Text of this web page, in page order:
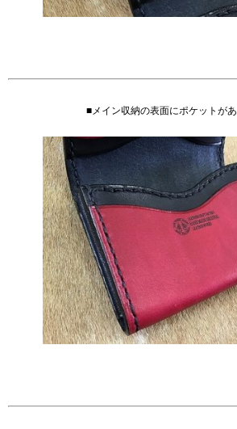
■メイン収納の表面にポケットがあ